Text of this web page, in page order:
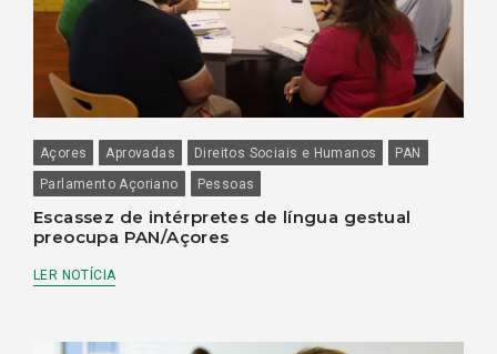
Açores Aprovadas Direitos Sociais e Humanos
PAN
Parlamento Açoriano
Pessoas
Escassez de intérpretes de língua gestual
preocupa PAN/Açores
LER NOTÍCIA